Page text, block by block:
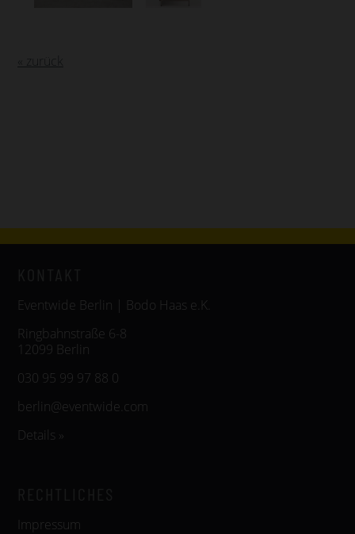
« zurück
Eventwide Berlin | Bodo Haas e.K.
Ringbahnstraße 6-8
12099 Berlin
030 95 99 97 88 0
berlin@eventwide.com
Details »
Impressum